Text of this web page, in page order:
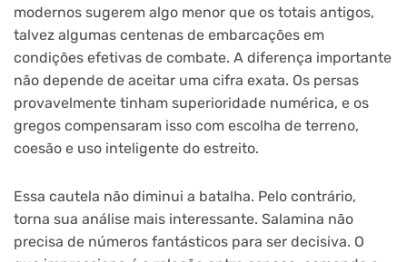
modernos sugerem algo menor que os totais antigos,
talvez algumas centenas de embarcações em
condições efetivas de combate. A diferença importante
não depende de aceitar uma cifra exata. Os persas
provavelmente tinham superioridade numérica, e os
gregos compensaram isso com escolha de terreno,
coesão e uso inteligente do estreito.
Essa cautela não diminui a batalha. Pelo contrário,
torna sua análise mais interessante. Salamina não
precisa de números fantásticos para ser decisiva. O